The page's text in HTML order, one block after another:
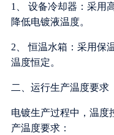
1、 设备冷却器：采用
降低电镀液温度。
2、 恒温水箱：采用保
温度恒定。
二、运行生产温度要求
电镀生产过程中，温度
产温度要求：